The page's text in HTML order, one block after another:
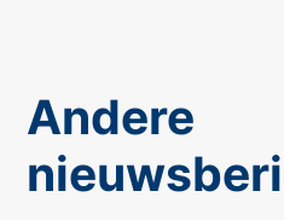
Andere